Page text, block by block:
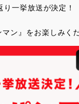
一挙放送が決定！
ン』をお楽しみく